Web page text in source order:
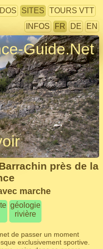
SITES
TOURS VTT
INFOS
FR DE EN
Guide.Net
près de la
marche
géologie
rivière
de passer un moment
exclusivement sportive.